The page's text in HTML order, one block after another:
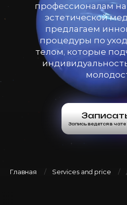
профессионалам
эстетической
предлагаем
процедуры по
телом, которые
Запись ведется в
Главная Services and price